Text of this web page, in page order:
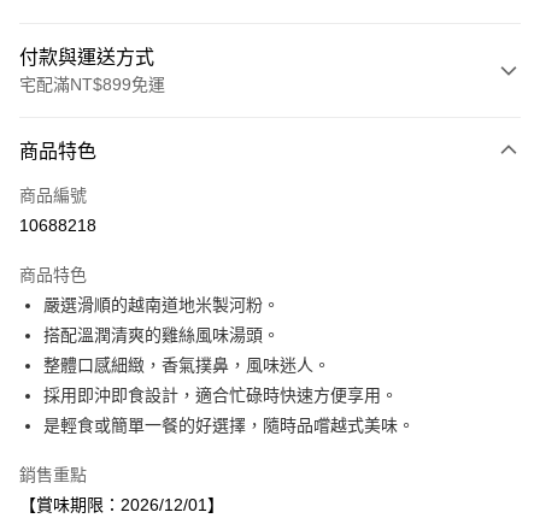
付款與運送方式
宅配滿NT$899免運
信用卡一次付款
LINE Pay
街口支付
悠遊付
Google Pay
全盈+PAY
AFTEE先享後付
相關說明
商品特色
商品編號
10688218
商品特色
嚴選滑順的越南道地米製河粉。
搭配溫潤清爽的雞絲風味湯頭。
整體口感細緻，香氣撲鼻，風味迷人。
採用即沖即食設計，適合忙碌時快速方便享用。
是輕食或簡單一餐的好選擇，隨時品嚐越式美味。
銷售重點
【賞味期限：2026/12/01】